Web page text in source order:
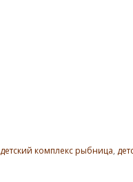
детский комплекс рыбница,